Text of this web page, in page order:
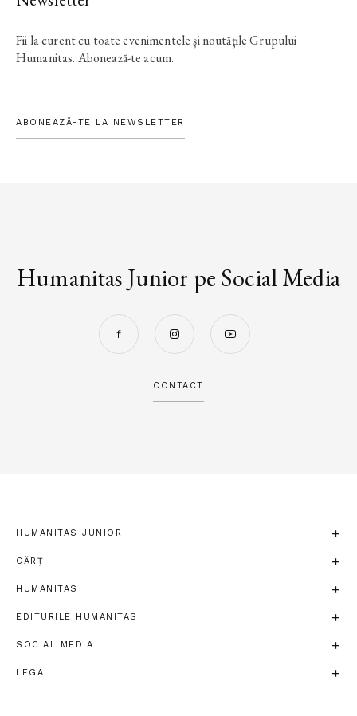
Fii la curent cu toate evenimentele și noutățile Grupului
Humanitas. Abonează-te acum.
ABONEAZĂ-TE LA NEWSLETTER
Humanitas Junior pe Social Media
CONTACT
HUMANITAS JUNIOR
CĂRȚI
HUMANITAS
EDITURILE HUMANITAS
SOCIAL MEDIA
LEGAL